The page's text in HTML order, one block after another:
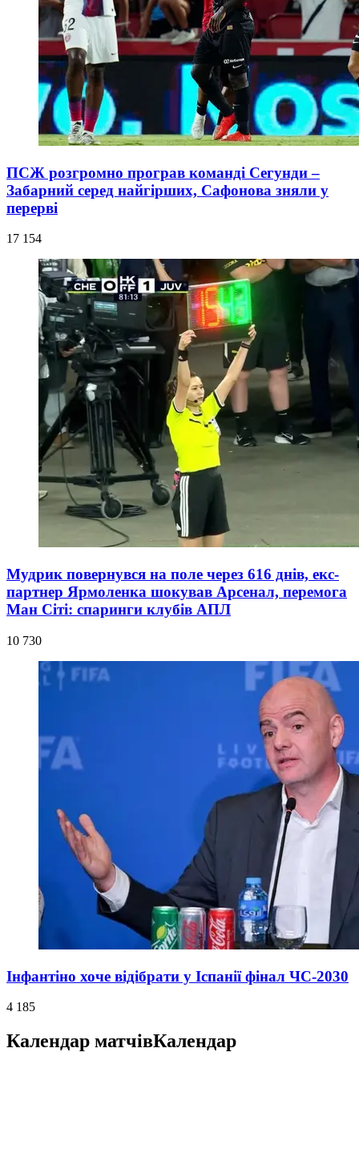
ПСЖ розгромно програв команді Сегунди –
Забарний серед найгірших, Сафонова зняли у
перерві
17 154
Мудрик повернувся на поле через 616 днів, екс-
партнер Ярмоленка шокував Арсенал, перемога
Ман Сіті: спаринги клубів АПЛ
10 730
Інфантіно хоче відібрати у Іспанії фінал ЧС-2030
4 185
Календар матчівКалендар